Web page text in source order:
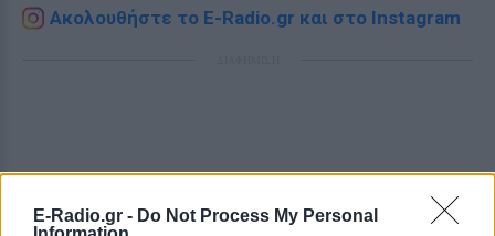
E-Radio.gr - Do Not Process My Personal
Ακολουθήστε το E-Radio.gr και στο Instagram